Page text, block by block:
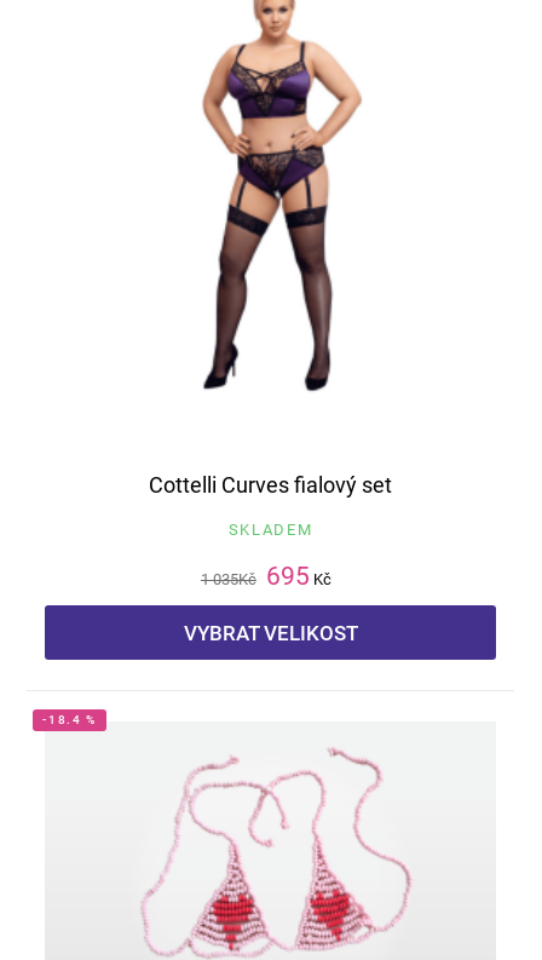
Cottelli Curves fialový set
SKLADEM
1 035Kč 695 Kč
VYBRAT VELIKOST
-18.4 %